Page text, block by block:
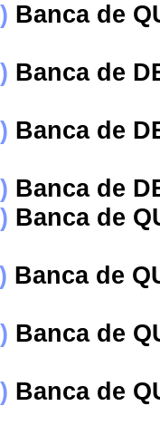
Banca de
Banca de
Banca de
Banca de
Banca de
Banca de
Banca de
Banca de